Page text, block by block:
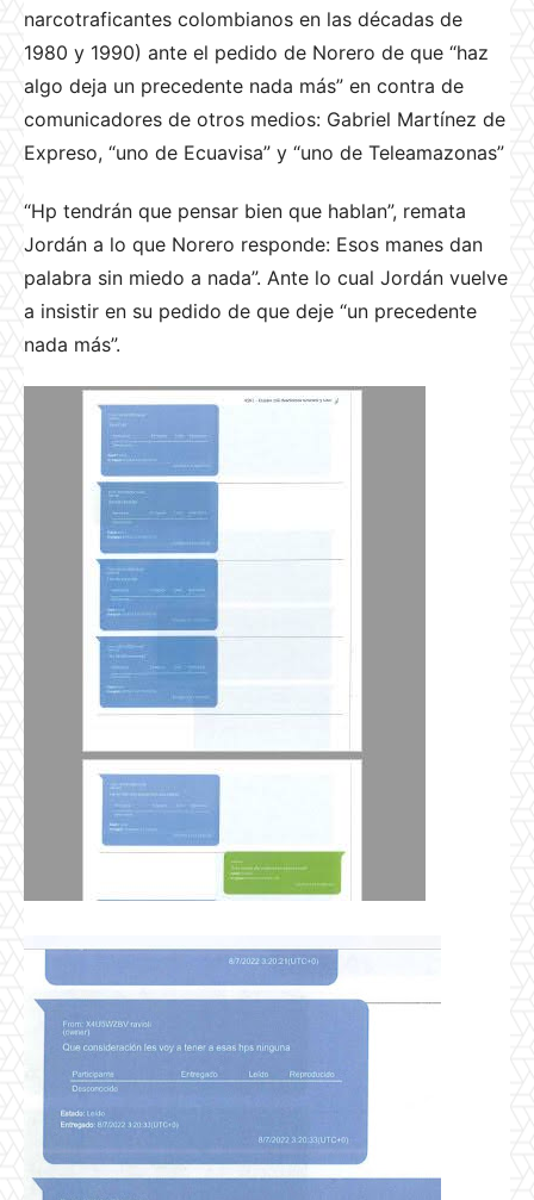
narcotraficantes colombianos en las décadas de
1980 y 1990) ante el pedido de Norero de que “haz
algo deja un precedente nada más” en contra de
comunicadores de otros medios: Gabriel Martínez de
Expreso, “uno de Ecuavisa” y “uno de Teleamazonas”
“Hp tendrán que pensar bien que hablan”, remata
Jordán a lo que Norero responde: Esos manes dan
palabra sin miedo a nada”. Ante lo cual Jordán vuelve
a insistir en su pedido de que deje “un precedente
nada más”.